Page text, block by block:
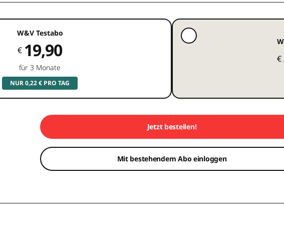
W&V Testabo
€ 19,90
für 3 Monate
NUR 0,22 € PRO TAG
€
Jetzt bestellen!
Mit bestehendem Abo einloggen